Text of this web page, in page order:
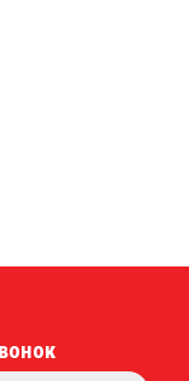
проезд, 26-Е